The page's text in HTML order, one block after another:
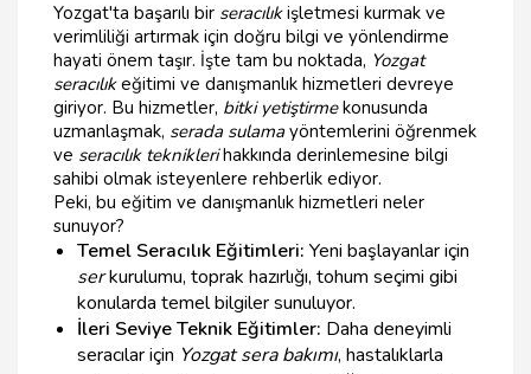
Yozgat'ta başarılı bir seracılıkişletmesi kurmak ve
verimliliği artırmak için doğru bilgi ve yönlendirme
hayati önem taşır. İşte tam bu noktada, Yozgat
seracılıkeğitimi ve danışmanlık hizmetleri devreye
giriyor. Bu hizmetler, bitki yetiştirmekonusunda
uzmanlaşmak, serada sulamayöntemlerini öğrenmek
ve seracılık tekniklerihakkında derinlemesine bilgi
sahibi olmak isteyenlere rehberlik ediyor.
Peki, bu eğitim ve danışmanlık hizmetleri neler
sunuyor?
Temel Seracılık Eğitimleri: Yeni başlayanlar için
serkurulumu, toprak hazırlığı, tohum seçimi gibi
konularda temel bilgiler sunuluyor.
İleri Seviye Teknik Eğitimler: Daha deneyimli
seracılar için Yozgat sera bakımı, hastalıklarla